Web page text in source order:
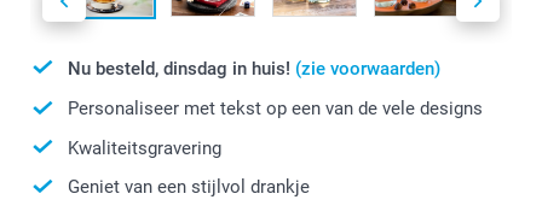
Nu besteld, dinsdag in huis! (zie voorwaarden)
Personaliseer met tekst op een van de vele designs
Kwaliteitsgravering
Geniet van een stijlvol drankje